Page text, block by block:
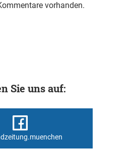
vorhanden.
Sie uns auf: